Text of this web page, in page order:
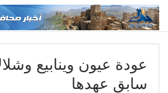
عودة عيون وينابيع
سابق عهدها